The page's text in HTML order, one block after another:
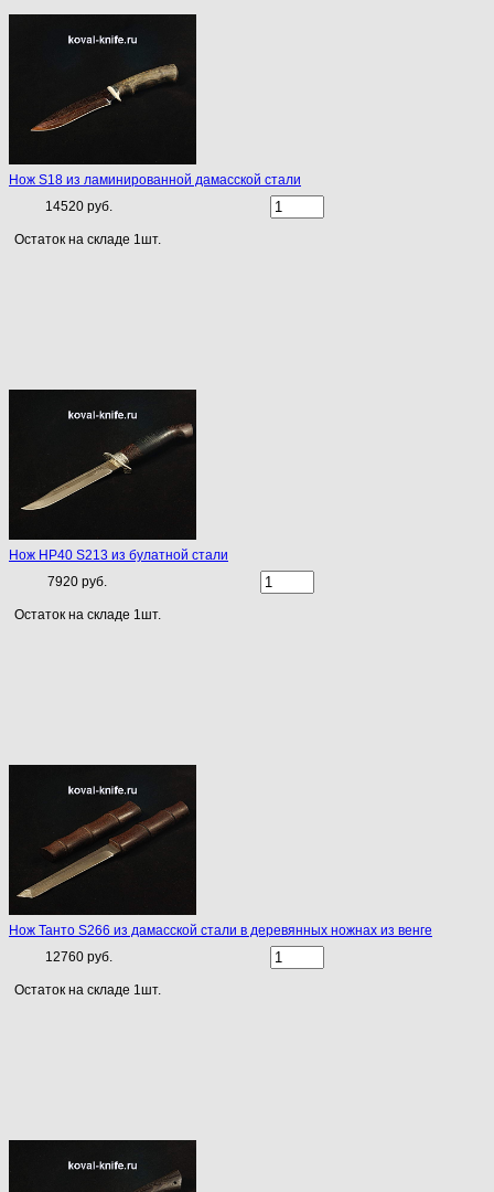
Нож S18 из ламинированной дамасской стали
14520 руб.
Остаток на складе 1шт.
Нож НР40 S213 из булатной стали
7920 руб.
Остаток на складе 1шт.
Нож Танто S266 из дамасской стали в деревянных ножнах из венге
12760 руб.
Остаток на складе 1шт.